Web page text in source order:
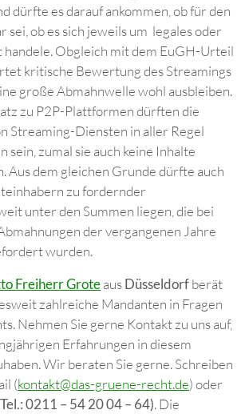
dürfte es darauf ankommen, ob für den
sei, ob es sich jeweils um legales oder
handele. Obgleich mit dem EuGH-Urteil
kritische Bewertung des Streamings
große Abmahnwelle wohl ausbleiben.
zu P2P-Plattformen dürften die
Streaming-Diensten in aller Regel
sein, zumal sie auch keine Inhalte
dem gleichen Grunde dürfte auch
zu fordernder
unter den Summen liegen, die bei
der vergangenen Jahre
wurden.
Freiherr GroteausDüsseldorfberät
zahlreiche Mandanten in Fragen
Nehmen Sie gerne Kontakt zu uns auf,
Erfahrungen in diesem
Wir beraten Sie gerne. Schreiben
(kontakt@das-gruene-recht.de) oder
0211 – 54 20 04 – 64). Die